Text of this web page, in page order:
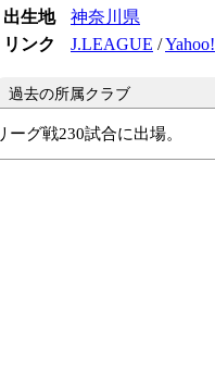
出生地
神奈川県
リンク
J.LEAGUE /Yahoo!
グ戦230試合に出場。
過去の所属クラブ